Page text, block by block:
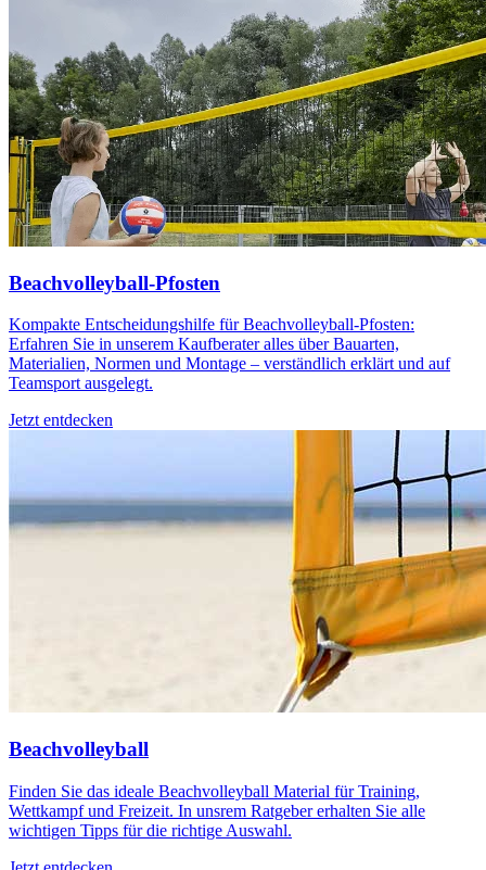
Beachvolleyball-Pfosten
Kompakte Entscheidungshilfe für Beachvolleyball-Pfosten:
Erfahren Sie in unserem Kaufberater alles über Bauarten,
Materialien, Normen und Montage – verständlich erklärt und auf
Teamsport ausgelegt.
Jetzt entdecken
Beachvolleyball
Finden Sie das ideale Beachvolleyball Material für Training,
Wettkampf und Freizeit. In unsrem Ratgeber erhalten Sie alle
wichtigen Tipps für die richtige Auswahl.